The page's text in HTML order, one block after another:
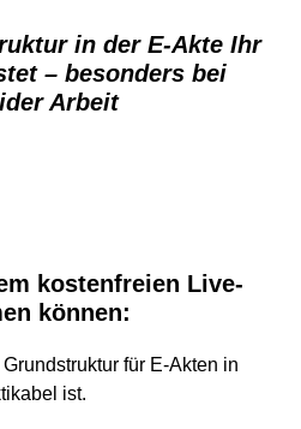
in der E-Akte Ihr
– besonders bei
Arbeit
kostenfreien Live-
können:
für E-Akten in
ist.